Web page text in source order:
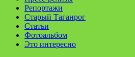
Репортажи
Старый Таганрог
Статьи
Фотоальбом
Это интересно